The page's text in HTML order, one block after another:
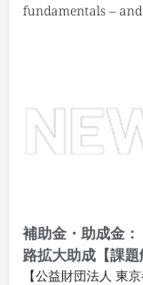
fundamentals –
補助金・助成金
路拡大助成【課題
【公益財団法人 東